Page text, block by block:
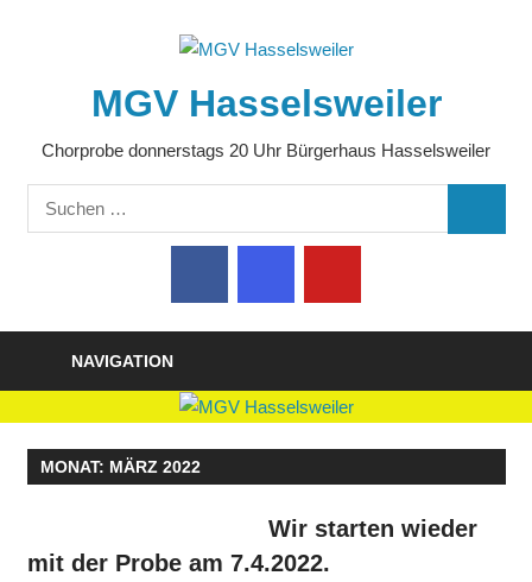
MGV Hasselsweiler
Chorprobe donnerstags 20 Uhr Bürgerhaus Hasselsweiler
Suchen
nach:
NAVIGATION
MONAT: MÄRZ 2022
Wir starten wieder
mit der Probe am 7.4.2022.